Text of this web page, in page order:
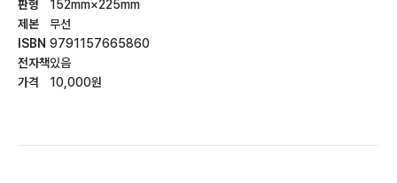
판형
제본
ISBN
전자책
가격
152mm×225mm
무선
9791157665860
있음
10,000원